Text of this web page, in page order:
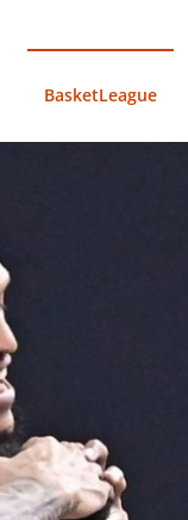
BasketLeague